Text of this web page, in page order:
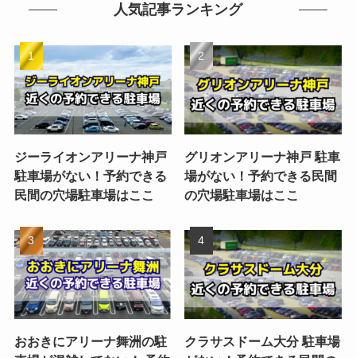
人気記事ランキング
ジーライオンアリーナ神戸
駐車場がない！予約できる
民間の穴場駐車場はここ
グリオンアリーナ神戸 駐車
場がない！予約できる民間
の穴場駐車場はここ
おおきにアリーナ舞洲の駐
クラサスドーム大分 駐車場